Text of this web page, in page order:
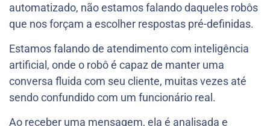
automatizado, não estamos falando daqueles robôs
que nos forçam a escolher respostas pré-definidas.
Estamos falando de atendimento com inteligência
artificial, onde o robô é capaz de manter uma
conversa fluida com seu cliente, muitas vezes até
sendo confundido com um funcionário real.
Ao receber uma mensagem, ela é analisada e